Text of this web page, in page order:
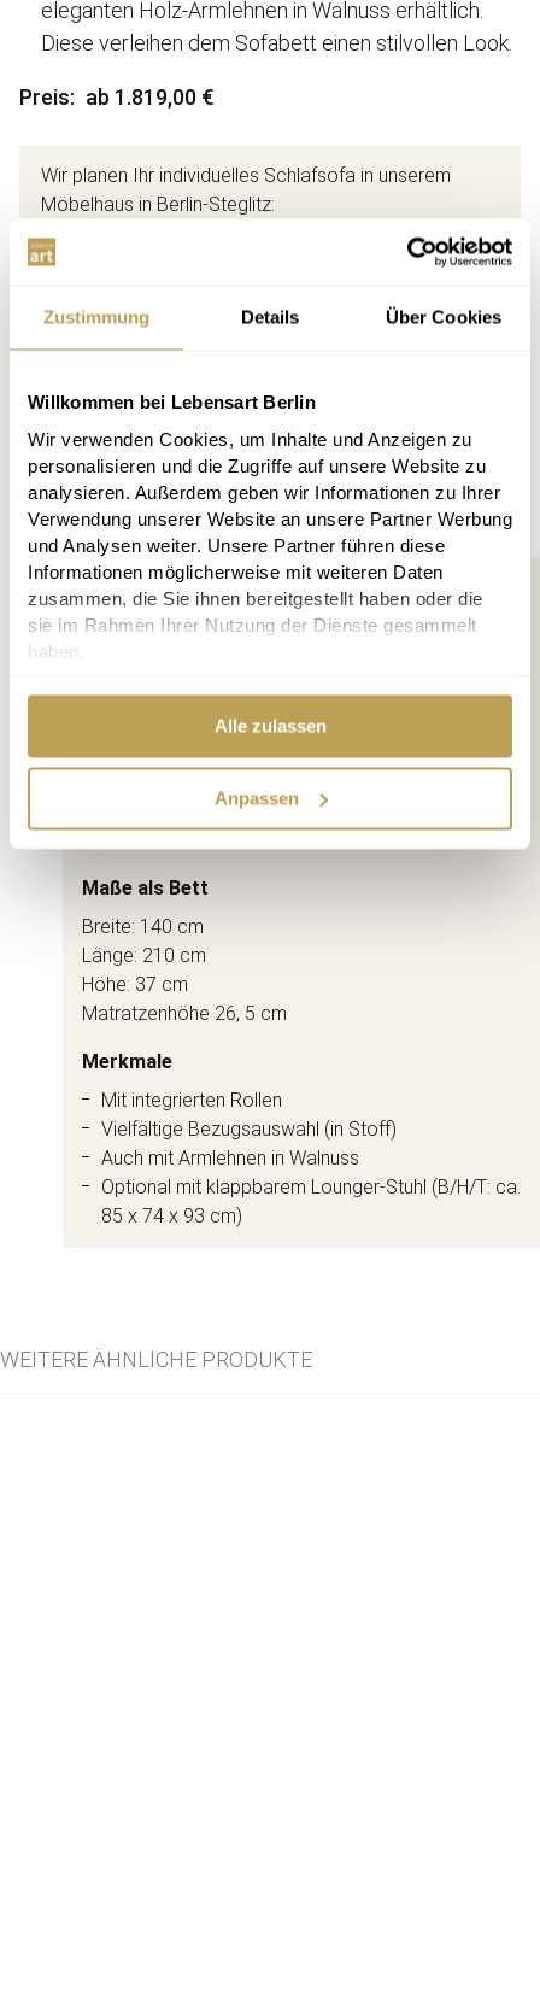
Zustimmung Details Über Cookies
Willkommen bei Lebensart Berlin
Wir verwenden Cookies, um Inhalte und Anzeigen zu
personalisieren und die Zugriffe auf unsere Website zu
analysieren. Außerdem geben wir Informationen zu Ihrer
Verwendung unserer Website an unsere Partner Werbung
und Analysen weiter. Unsere Partner führen diese
Informationen möglicherweise mit weiteren Daten
zusammen, die Sie ihnen bereitgestellt haben oder die
sie im Rahmen Ihrer Nutzung der Dienste gesammelt
haben.
Alle zulassen
Anpassen
eleganten Holz-Armlehnen in Walnuss erhältlich.
Diese verleihen dem Sofabett einen stilvollen Look.
Preis ab 1.819,00 €
Wir planen Ihr individuelles Schlafsofa in unserem
Möbelhaus in Berlin-Steglitz:
unserem Design-Möbelhaus in Berlin-Steglitz.
Anfahrt Termin buchen
PRODUKTDATEN
(in vielen Varianten erhältlich)
Breite: 210 cm
Sitztiefe: 63 cm
Maße als Bett
Breite: 140 cm
Länge: 210 cm
Höhe: 37 cm
Matratzenhöhe 26, 5 cm
Merkmale
Mit integrierten Rollen
Vielfältige Bezugsauswahl (in Stoff)
Auch mit Armlehnen in Walnuss
Optional mit klappbarem Lounger-Stuhl (B/H/T: ca.
85 x 74 x 93 cm)
WEITERE ÄHNLICHE PRODUKTE